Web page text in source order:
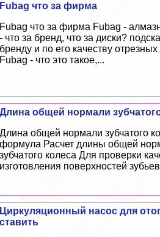
Fubag что за фирма
Fubag что за фирма Fubag -
- что за бренд, что за диски?
бренду и по его качеству отрезных
Fubag - что это такое,...
Длина общей нормали
Длина общей нормали зубчатого
формула Расчет длины общей
зубчатого колеса Для проверки
изготовления поверхностей
Циркуляционный насос для
ставить